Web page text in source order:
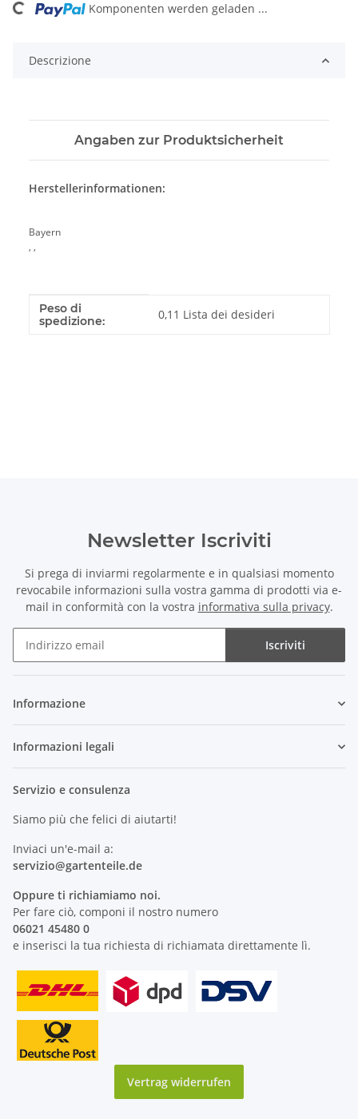
Loading... Komponenten werden geladen ...
Descrizione
Angaben zur Produktsicherheit
Herstellerinformationen:
Bayern
, ,
Caratteristica del prodotto
Valore
Peso di
spedizione:
0,11 Lista dei desideri
Newsletter Iscriviti
Si prega di inviarmi regolarmente e in qualsiasi momento
revocabile informazioni sulla vostra gamma di prodotti via e-
mail in conformità con la vostra informativa sulla privacy.
Iscriviti
Informazione
Informazioni legali
Servizio e consulenza
Siamo più che felici di aiutarti!
Inviaci un'e-mail a:
servizio@gartenteile.de
Oppure ti richiamiamo noi.
Per fare ciò, componi il nostro numero
06021 45480 0
e inserisci la tua richiesta di richiamata direttamente lì.
Vertrag widerrufen